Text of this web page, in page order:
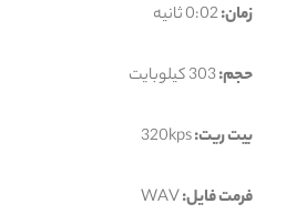
زمان:0:02 ثانیه
حجم:303 کیلوبایت
بیت ریت:320kps
فرمت فایل:WAV